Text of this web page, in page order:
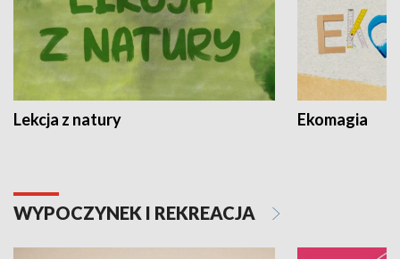
Lekcja z natury Ekomagia
WYPOCZYNEK I REKREACJA